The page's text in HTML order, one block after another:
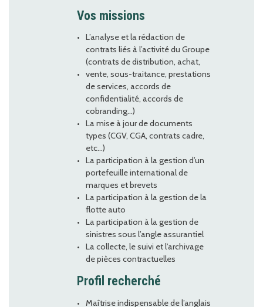
Vos missions
L’analyse et la rédaction de
contrats liés à l’activité du Groupe
(contrats de distribution, achat,
vente, sous-traitance, prestations
de services, accords de
confidentialité, accords de
cobranding…)
La mise à jour de documents
types (CGV, CGA, contrats cadre,
etc…)
La participation à la gestion d’un
portefeuille international de
marques et brevets
La participation à la gestion de la
flotte auto
La participation à la gestion de
sinistres sous l’angle assurantiel
La collecte, le suivi et l’archivage
de pièces contractuelles
Profil recherché
Maîtrise indispensable de l’anglais